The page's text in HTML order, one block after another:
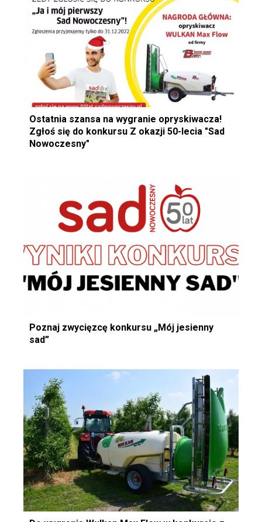
Ostatnia szansa na wygranie opryskiwacza!
Zgłoś się do konkursu Z okazji 50-lecia "Sad
Nowoczesny"
Poznaj zwycięzcę konkursu „Mój jesienny
sad”